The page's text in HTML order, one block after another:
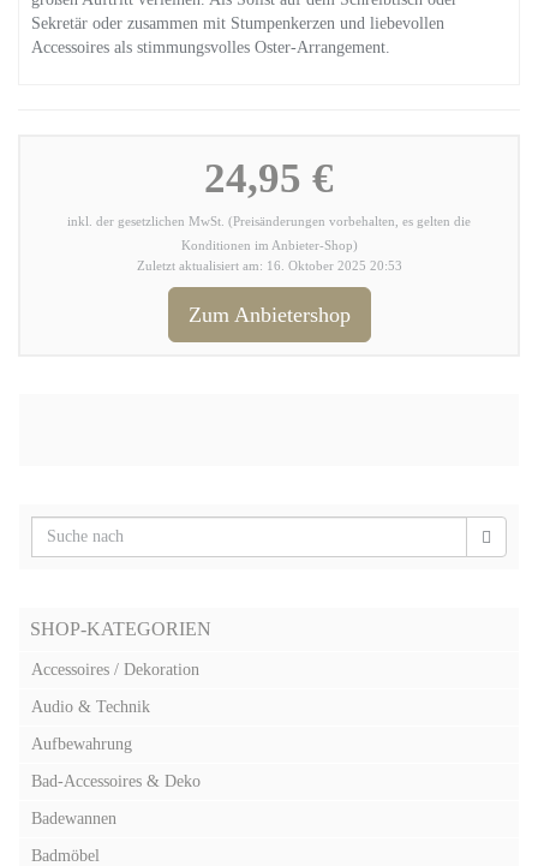
Sekretär oder zusammen mit Stumpenkerzen und liebevollen
Accessoires als stimmungsvolles Oster-Arrangement.
24,95 €
inkl. der gesetzlichen MwSt. (Preisänderungen vorbehalten, es gelten die
Konditionen im Anbieter-Shop)
Zuletzt aktualisiert am: 16. Oktober 2025 20:53
Zum Anbietershop
SHOP-KATEGORIEN
Accessoires / Dekoration
Audio & Technik
Aufbewahrung
Bad-Accessoires & Deko
Badewannen
Badmöbel